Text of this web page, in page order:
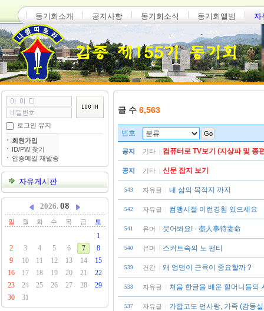
동기회소개 공지사항 동기회소식 동기회앨범 자
로그인 유지
회원가입
ID/PW 찾기
인증메일 재발송
자유게시판
2026. 08
일 월 화 수 목 금 토
1
2
3 4 5 6 7
8
9
10 11 12 13 14
15
16
17 18 19 20 21
22
23
24 25 26 27 28
29
30
31
글 수 6,563
번호 Go
공지 기타 컴퓨터로 TV보기 (지상파 및 종
공지 기타 신문 잡지 보기
543 자유글 내 삶의 목적지 까지
542 자유글 컴맹시절 이런경험 있으세요
541 유머 웃어봐요! - 盡人事待妻命
540 유머 스커트속의 노 팬티
539 건강 왜 엉덩이 근육이 중요할까 ?
538 자유글 처음 한글을 배운 할머니들의
537 자유글 가깝고도 먼사랑, 가족 (감동